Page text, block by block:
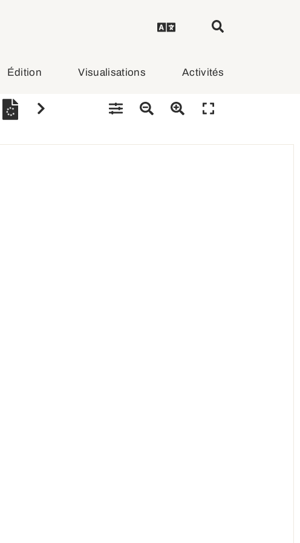
Édition Visualisations Activités